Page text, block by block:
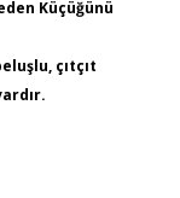
Küçüğünü
çıtçıt